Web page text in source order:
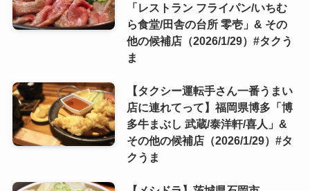
「レストラン フライパン/いちむ
ら食堂/田舎の台所 零壱」& その
他の候補店（2026/1/29）#タクう
ま
【タクシー運転手さん一番うまい
店に連れてって】福岡県博多「博
多牛まぶし 武蔵/泰洋軒/喜人」&
その他の候補店（2026/1/29）#タ
クうま